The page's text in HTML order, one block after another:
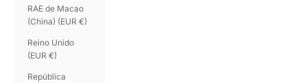
RAE de Macao
(China) (EUR €)
Reino Unido
(EUR €)
República